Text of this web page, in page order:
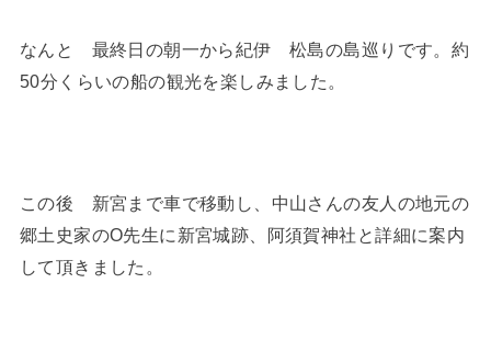
なんと 最終日の朝一から紀伊 松島の島巡りです。約
50分くらいの船の観光を楽しみました。
この後 新宮まで車で移動し、中山さんの友人の地元の
郷土史家のO先生に新宮城跡、阿須賀神社と詳細に案内
して頂きました。